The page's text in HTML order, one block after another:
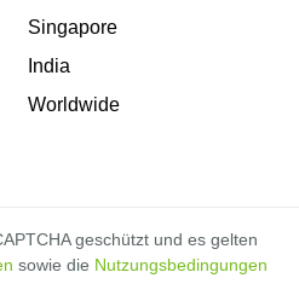
Singapore
India
Worldwide
geschützt und es gelten
sowie die Nutzungsbedingungen